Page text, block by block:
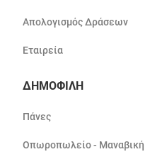
Απολογισμός Δράσεων
Εταιρεία
ΔΗΜΟΦΙΛΗ
Πάνες
Οπωροπωλείο - Μαναβική